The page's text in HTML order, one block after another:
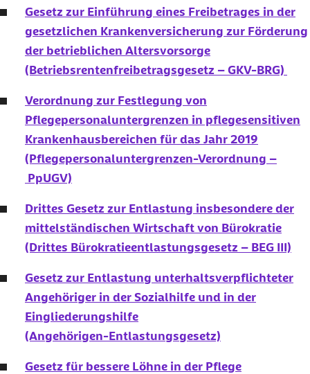
Gesetz zur Einführung eines Freibetrages in der
gesetzlichen Krankenversicherung zur Förderung
der betrieblichen Altersvorsorge
(Betriebsrentenfreibetragsgesetz – GKV-BRG)
Verordnung zur Festlegung von
Pflegepersonaluntergrenzen in pflegesensitiven
Krankenhausbereichen für das Jahr 2019
(Pflegepersonaluntergrenzen-Verordnung –
PpUGV)
Drittes Gesetz zur Entlastung insbesondere der
mittelständischen Wirtschaft von Bürokratie
(Drittes Bürokratieentlastungsgesetz – BEG III)
Gesetz zur Entlastung unterhaltsverpflichteter
Angehöriger in der Sozialhilfe und in der
Eingliederungshilfe
(Angehörigen-Entlastungsgesetz)
Gesetz für bessere Löhne in der Pflege